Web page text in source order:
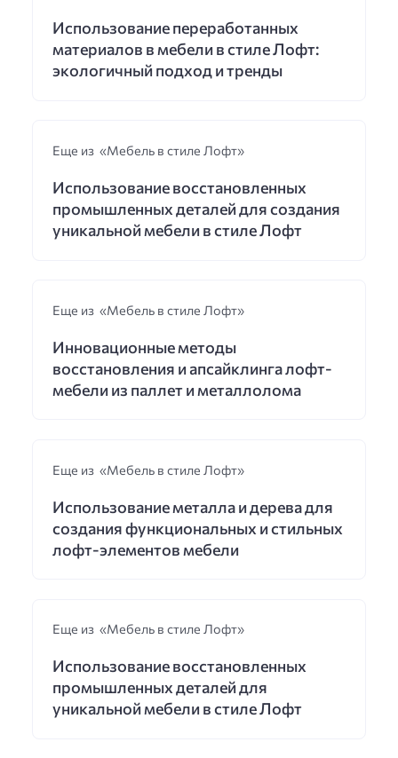
Использование переработанных
материалов в мебели в стиле Лофт:
экологичный подход и тренды
Еще из «Мебель в стиле Лофт»
Использование восстановленных
промышленных деталей для создания
уникальной мебели в стиле Лофт
Еще из «Мебель в стиле Лофт»
Инновационные методы
восстановления и апсайклинга лофт-
мебели из паллет и металлолома
Еще из «Мебель в стиле Лофт»
Использование металла и дерева для
создания функциональных и стильных
лофт-элементов мебели
Еще из «Мебель в стиле Лофт»
Использование восстановленных
промышленных деталей для
уникальной мебели в стиле Лофт